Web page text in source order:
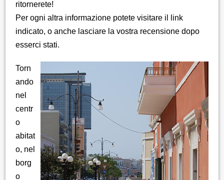
ritornerete!
Per ogni altra informazione potete visitare il link
indicato, o anche lasciare la vostra recensione dopo
esserci stati.
Torn
ando
nel
centr
o
abitat
o, nel
borg
o